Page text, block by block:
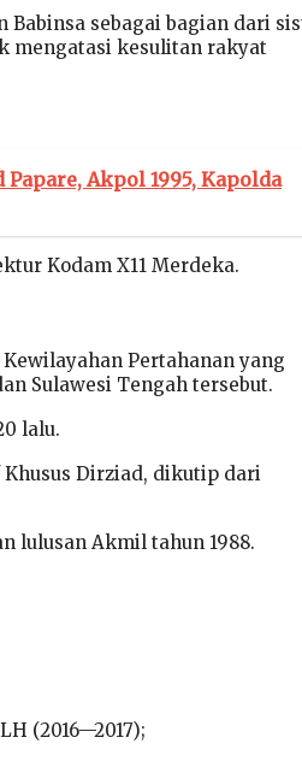
sebagai bagian dari
mengatasi kesulitan rakyat
Akpol 1995, Kapolda
Kodam X11 Merdeka.
Pertahanan yang
Sulawesi Tengah tersebut.
lalu.
Khusus Dirziad, dikutip dari
lulusan Akmil tahun 1988.
(2016—2017);